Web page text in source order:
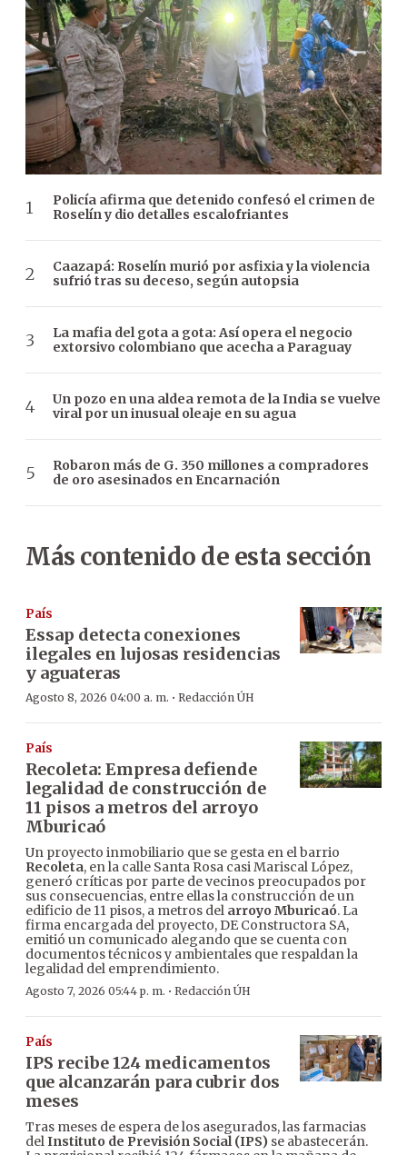
Policía afirma que detenido confesó el crimen de
Roselín y dio detalles escalofriantes
Caazapá: Roselín murió por asfixia y la violencia
sufrió tras su deceso, según autopsia
La mafia del gota a gota: Así opera el negocio
extorsivo colombiano que acecha a Paraguay
Un pozo en una aldea remota de la India se vuelve
viral por un inusual oleaje en su agua
Robaron más de G. 350 millones a compradores
de oro asesinados en Encarnación
Más contenido de esta sección
País
Essap detecta conexiones
ilegales en lujosas residencias
y aguateras
Agosto 8, 2026 04:00 a. m. · Redacción ÚH
País
Recoleta: Empresa defiende
legalidad de construcción de
11 pisos a metros del arroyo
Mburicaó
Un proyecto inmobiliario que se gesta en el barrio
Recoleta, en la calle Santa Rosa casi Mariscal López,
generó críticas por parte de vecinos preocupados por
sus consecuencias, entre ellas la construcción de un
edificio de 11 pisos, a metros del arroyo Mburicaó. La
firma encargada del proyecto, DE Constructora SA,
emitió un comunicado alegando que se cuenta con
documentos técnicos y ambientales que respaldan la
legalidad del emprendimiento.
Agosto 7, 2026 05:44 p. m. · Redacción ÚH
País
IPS recibe 124 medicamentos
que alcanzarán para cubrir dos
meses
Tras meses de espera de los asegurados, las farmacias
delInstituto de Previsión Social (IPS) se abastecerán.